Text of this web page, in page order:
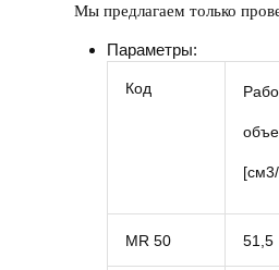
Мы предлагаем только
Параметры:
Код
MR 50 51,5